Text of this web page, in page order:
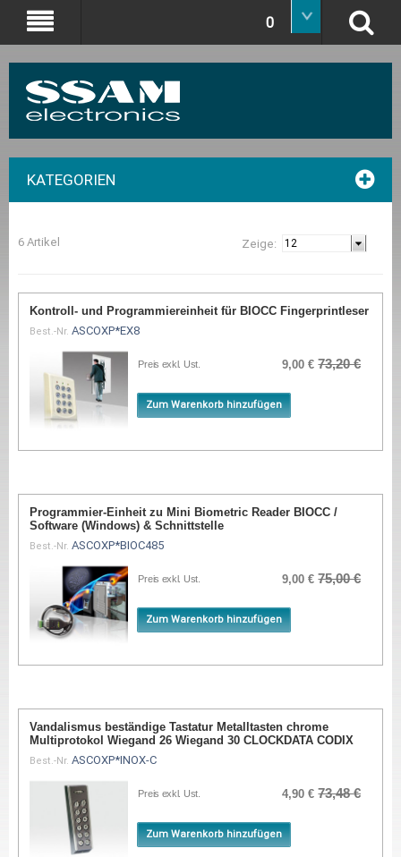
0
KATEGORIEN
6 Artikel Zeige:
Kontroll- und Programmiereinheit für BIOCC Fingerprintleser
Best.-Nr. ASCOXP*EX8
Preis exkl. Ust. 9,00 € 73,20 €
Zum Warenkorb hinzufügen
Programmier-Einheit zu Mini Biometric Reader BIOCC /
Software (Windows) & Schnittstelle
Best.-Nr. ASCOXP*BIOC485
Preis exkl. Ust. 9,00 € 75,00 €
Zum Warenkorb hinzufügen
Vandalismus beständige Tastatur Metalltasten chrome
Multiprotokol Wiegand 26 Wiegand 30 CLOCKDATA CODIX
Best.-Nr. ASCOXP*INOX-C
Preis exkl. Ust. 4,90 € 73,48 €
Zum Warenkorb hinzufügen